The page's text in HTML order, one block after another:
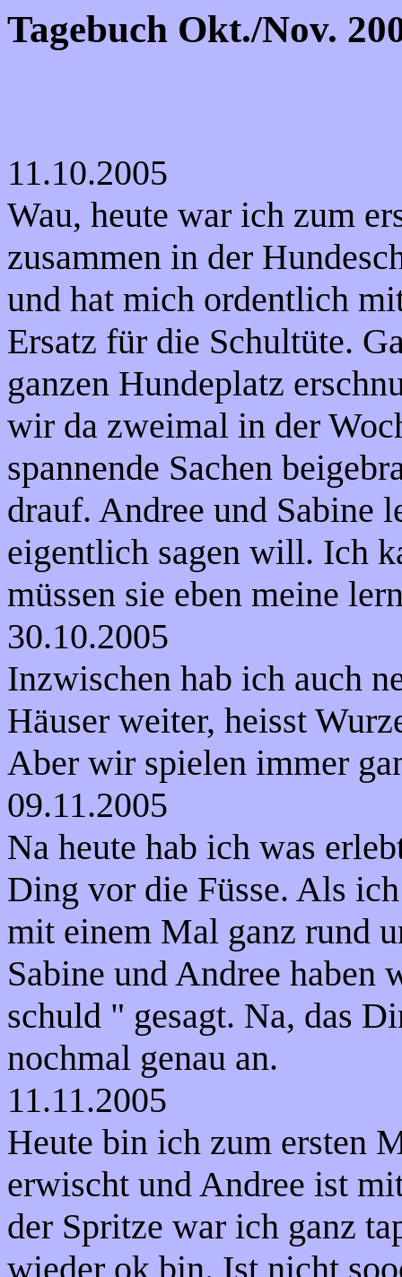
Tagebuch Okt./Nov.
11.10.2005
Wau, heute war ich zum
zusammen in der
und hat mich ordentlich
Ersatz für die Schultüte.
ganzen Hundeplatz
wir da zweimal in der
spannende Sachen
drauf. Andree und Sabine
eigentlich sagen will. Ich
müssen sie eben meine
30.10.2005
Inzwischen hab ich auch
Häuser weiter, heisst
Aber wir spielen immer
09.11.2005
Na heute hab ich was
Ding vor die Füsse. Als
mit einem Mal ganz rund
Sabine und Andree haben
schuld " gesagt. Na, das
nochmal genau an.
11.11.2005
Heute bin ich zum ersten
erwischt und Andree ist
der Spritze war ich ganz
wieder ok bin. Ist nicht